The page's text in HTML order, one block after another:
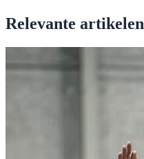
Relevante artikelen